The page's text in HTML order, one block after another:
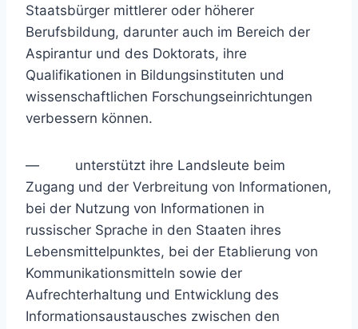
Staatsbürger mittlerer oder höherer
Berufsbildung, darunter auch im Bereich der
Aspirantur und des Doktorats, ihre
Qualifikationen in Bildungsinstituten und
wissenschaftlichen Forschungseinrichtungen
verbessern können.
— unterstützt ihre Landsleute beim
Zugang und der Verbreitung von Informationen,
bei der Nutzung von Informationen in
russischer Sprache in den Staaten ihres
Lebensmittelpunktes, bei der Etablierung von
Kommunikationsmitteln sowie der
Aufrechterhaltung und Entwicklung des
Informationsaustausches zwischen den